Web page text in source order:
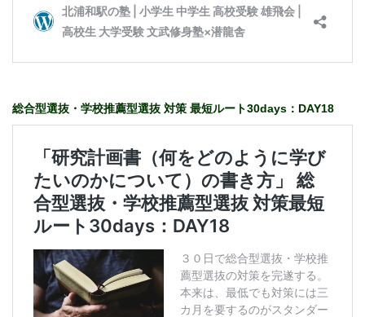
総合型選抜・学校推薦型選抜 対策 最短ルート30days：DAY18